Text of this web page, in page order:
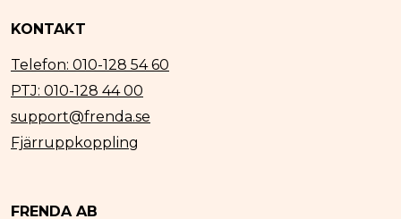
KONTAKT
Telefon: 010-128 54 60
PTJ: 010-128 44 00
support@frenda.se
Fjärruppkoppling
FRENDA AB